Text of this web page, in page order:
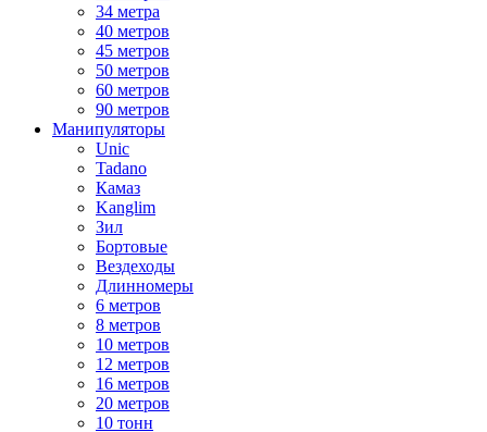
34 метра
40 метров
45 метров
50 метров
60 метров
90 метров
Манипуляторы
Unic
Tadano
Камаз
Kanglim
Зил
Бортовые
Вездеходы
Длинномеры
6 метров
8 метров
10 метров
12 метров
16 метров
20 метров
10 тонн